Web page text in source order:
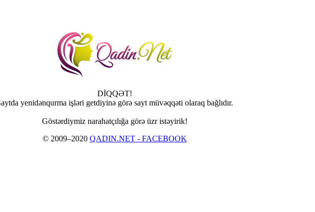
DİQQƏT!
yenidənqurma işləri getdiyinə görə sayt müvəqqəti olaraq bağlıdır.
Göstərdiymiz narahatçılığa görə üzr istəyirik!
© 2009–2020 QADIN.NET - FACEBOOK